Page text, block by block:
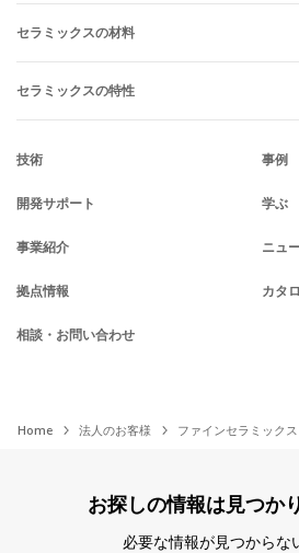
セラミックスの材料
セラミックスの特性
技術 事例
開発サポート 学ぶ
事業紹介 ニュ
拠点情報 カタ
相談・お問い合わせ
Home 法人のお客様 ファインセラミックス
お探しの情報は見つか
必要な情報が見つからな